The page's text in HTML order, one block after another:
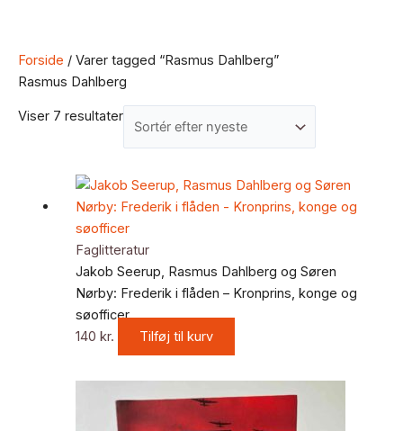
Forside / Varer tagged “Rasmus Dahlberg”
Rasmus Dahlberg
Viser 7 resultater
Faglitteratur
Jakob Seerup, Rasmus Dahlberg og Søren
Nørby: Frederik i flåden – Kronprins, konge og
søofficer
140 kr. Tilføj til kurv